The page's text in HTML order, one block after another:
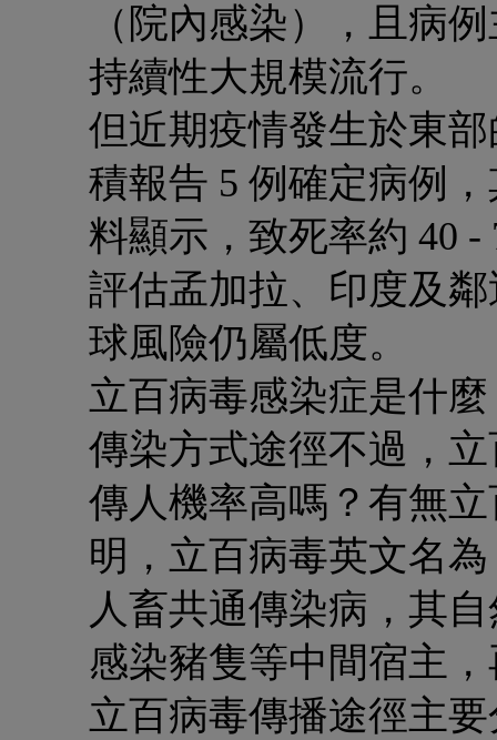
（院內感染），且病
持續性大規模流行。
但近期疫情發生於東
積報告 5 例確定病例
料顯示，致死率約 40
評估孟加拉、印度及
球風險仍屬低度。
立百病毒感染症是什
傳染方式途徑不過，
傳人機率高嗎？有無
明，立百病毒英文名
人畜共通傳染病，其
感染豬隻等中間宿主
立百病毒傳播途徑主